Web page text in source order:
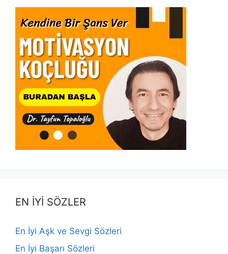
EN İYİ SÖZLER
En İyi Aşk ve Sevgi Sözleri
En İyi Başarı Sözleri